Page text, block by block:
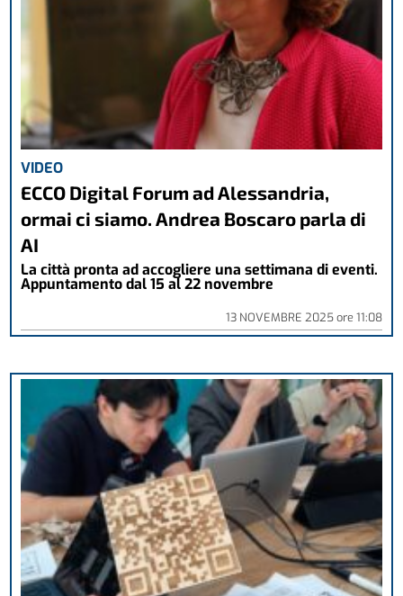
VIDEO
ECCO Digital Forum ad Alessandria,
ormai ci siamo. Andrea Boscaro parla di
AI
La città pronta ad accogliere una settimana di eventi.
Appuntamento dal 15 al 22 novembre
13 NOVEMBRE 2025ore 11:08